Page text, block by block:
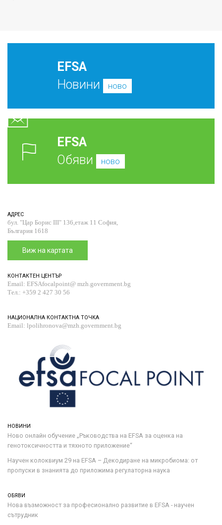
EFSA
Новини
ново
EFSA
Обяви
ново
АДРЕС
бул. "Цар Борис III" 136,етаж 11 София,
България 1618
Виж на картата
КОНТАКТЕН ЦЕНТЪР
Email: EFSAfocalpoint@ mzh.government.bg
Тел.: +359 2 427 30 56
НАЦИОНАЛНА КОНТАКТНА ТОЧКА
Email: lpolihronova@mzh.government.bg
НОВИНИ
Ново онлайн обучение „Ръководства на ЕFSA за оценка на
генотоксичността и тяхното приложение“
Научен колоквиум 29 на EFSA – Декодиране на микробиома: от
пропуски в знанията до приложима регулаторна наука
ОБЯВИ
Нова възможност за професионално развитие в EFSA - научен
сътрудник